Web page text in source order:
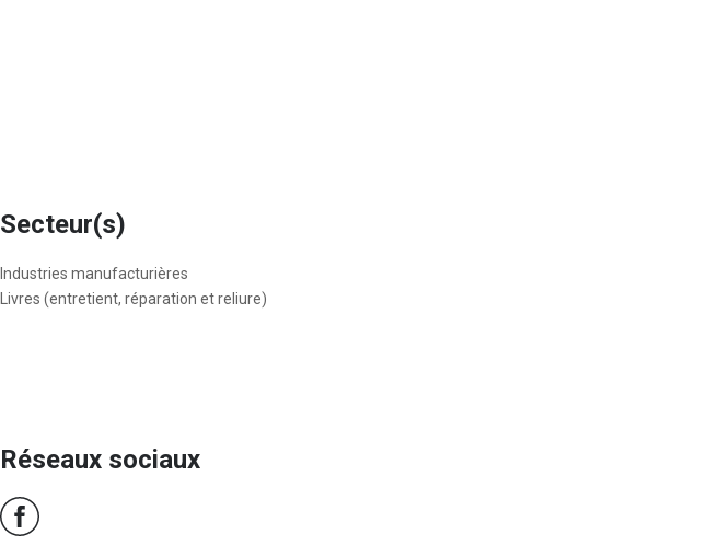
Secteur(s)
Industries manufacturières
Livres (entretient, réparation et reliure)
Réseaux sociaux